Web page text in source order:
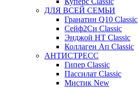
ДЛЯ ВСЕЙ СЕМЬИ
Гранатин Q10 Classic
Сейф2Си Classic
Энджой НТ Classic
Коллаген Ап Classic
АНТИСТРЕСС
Гипер Classic
Пассилат Classic
Мистик New